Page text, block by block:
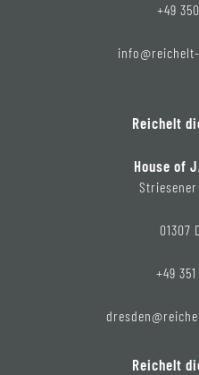
+49
Reichelt
House of
01307
+49
Reichelt